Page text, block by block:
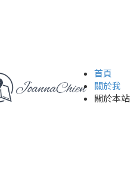
首頁
關於我
關於本站